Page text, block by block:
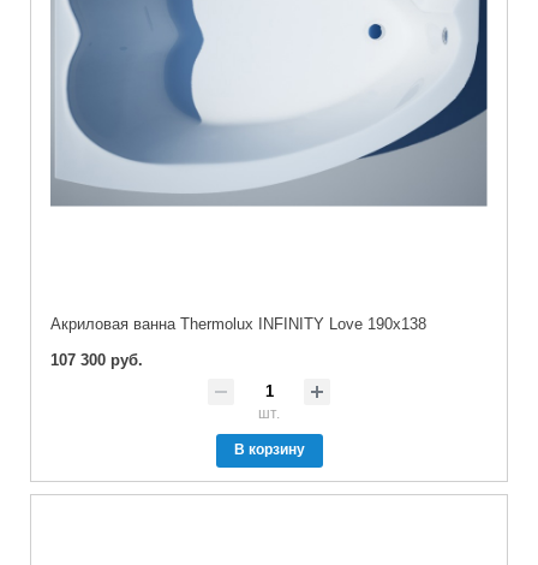
Акриловая ванна Thermolux INFINITY Love 190x138
107 300 руб.
шт.
В корзину